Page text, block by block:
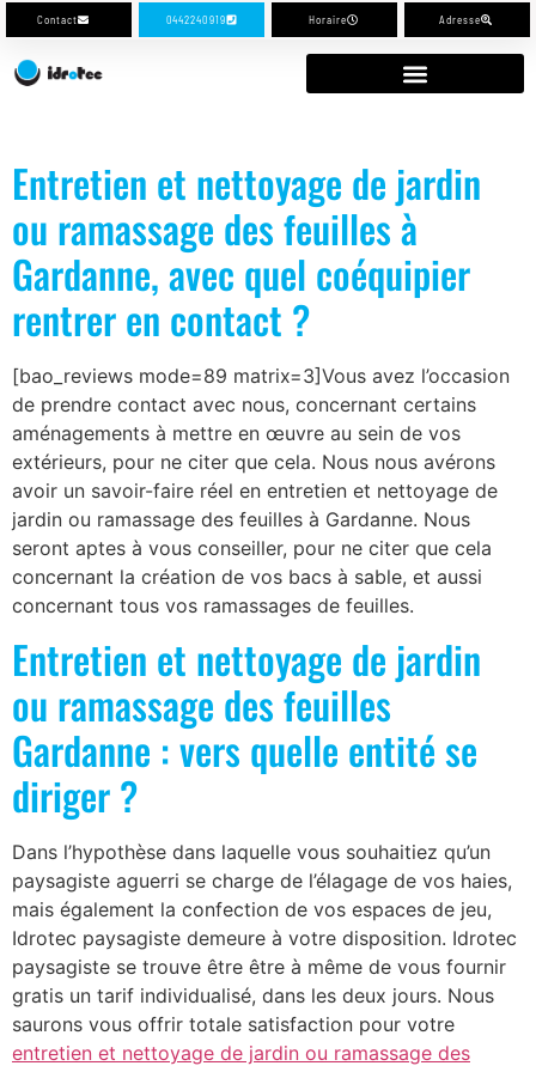
Contact 0442240919 Horaire Adresse
Entretien et nettoyage de jardin
ou ramassage des feuilles à
Gardanne, avec quel coéquipier
rentrer en contact ?
[bao_reviews mode=89 matrix=3]Vous avez l’occasion
de prendre contact avec nous, concernant certains
aménagements à mettre en œuvre au sein de vos
extérieurs, pour ne citer que cela. Nous nous avérons
avoir un savoir-faire réel en entretien et nettoyage de
jardin ou ramassage des feuilles à Gardanne. Nous
seront aptes à vous conseiller, pour ne citer que cela
concernant la création de vos bacs à sable, et aussi
concernant tous vos ramassages de feuilles.
Entretien et nettoyage de jardin
ou ramassage des feuilles
Gardanne : vers quelle entité se
diriger ?
Dans l’hypothèse dans laquelle vous souhaitiez qu’un
paysagiste aguerri se charge de l’élagage de vos haies,
mais également la confection de vos espaces de jeu,
Idrotec paysagiste demeure à votre disposition. Idrotec
paysagiste se trouve être être à même de vous fournir
gratis un tarif individualisé, dans les deux jours. Nous
saurons vous offrir totale satisfaction pour votre
entretien et nettoyage de jardin ou ramassage des